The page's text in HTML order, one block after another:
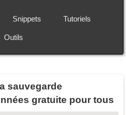
Snippets Tutoriels
Outils
sauvegarde
gratuite pour tous